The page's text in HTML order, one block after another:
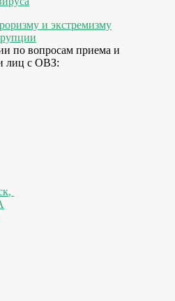
и экстремизму
по вопросам приема и
лиц с ОВЗ:
,